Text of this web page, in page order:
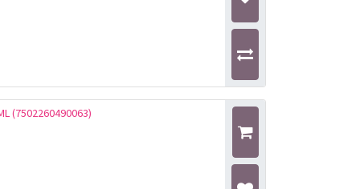
(7502260490063)